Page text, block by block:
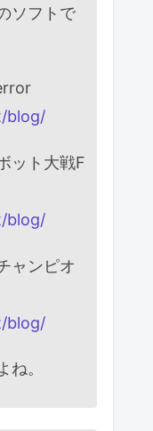
ソフトで
blog/
ット大戦F
blog/
ャンピオ
blog/
。